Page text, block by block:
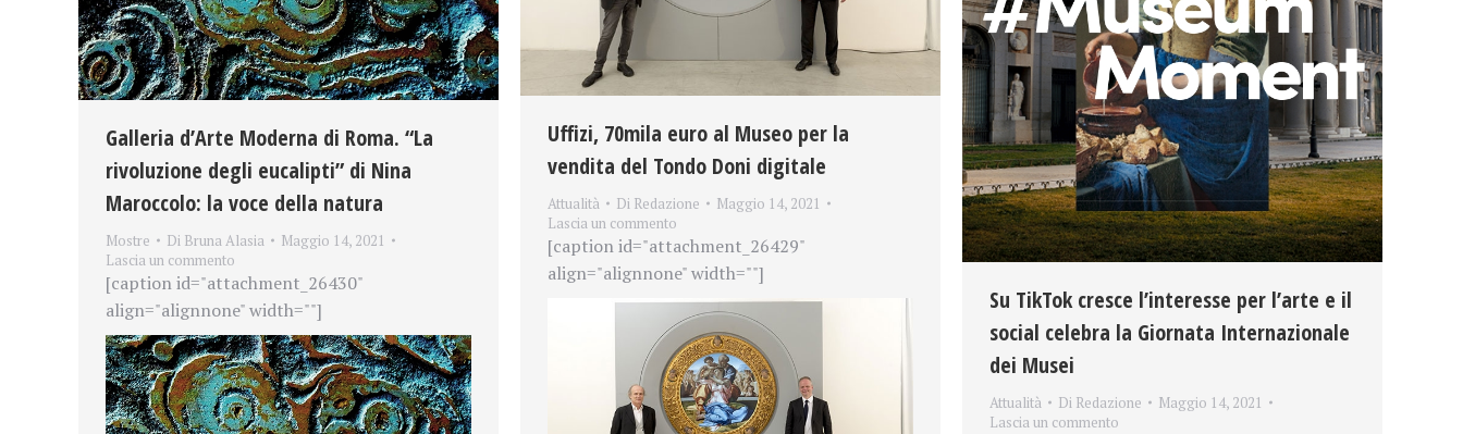
Galleria d’Arte Moderna di Roma. “La
rivoluzione degli eucalipti” di Nina
Maroccolo: la voce della natura
Mostre Di Bruna Alasia
Maggio 14, 2021
Lascia un commento
[caption id="attachment_26430"
align="alignnone" width=""]
Uffizi, 70mila euro al Museo per la
vendita del Tondo Doni digitale
Attualità Di Redazione
Maggio 14, 2021
Lascia un commento
[caption id="attachment_26429"
align="alignnone" width=""]
Su TikTok cresce l’interesse per l’arte e il
social celebra la Giornata Internazionale
dei Musei
Attualità Di Redazione
Maggio 14, 2021
Lascia un commento